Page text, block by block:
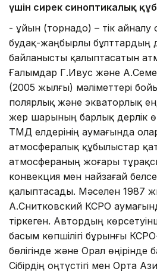
үшін сирек синоптикалық
- Құйын (торнадо) – тік айналу
будақ-жаңбырлы бұлттардың
байланысты қалыптасатын
Ғалымдар Г.Ивус және
(2005 жылғы) мәліметтері
полярлық және экваторлық
жер шарының барлық дерлік
ТМД елдерінің аумағында
атмосфералық құбылыстар
атмосфераның жоғары
конвекция мен найзағай
қалыптасады. Мәселен 1987
А.Снитковский КСРО
тіркеген. Автордың
басым көпшілігі бұрынғы
бөлігінде және Орал өңірінде
Сібірдің оңтүстігі мен Орта